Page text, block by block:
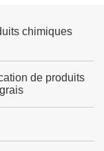
chimiques
de produits